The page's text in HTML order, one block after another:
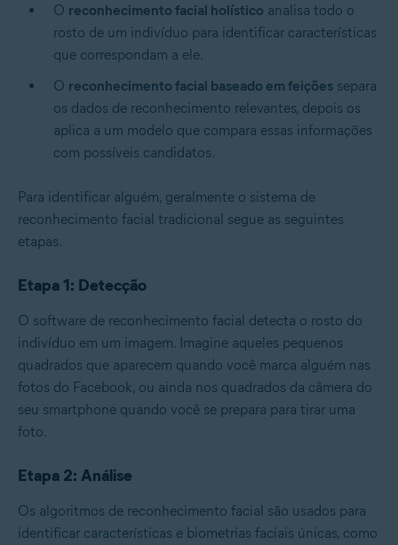
O reconhecimento facial holístico analisa todo o
rosto de um indivíduo para identificar características
que correspondam a ele.
O reconhecimento facial baseado em feições separa
os dados de reconhecimento relevantes, depois os
aplica a um modelo que compara essas informações
com possíveis candidatos.
Para identificar alguém, geralmente o sistema de
reconhecimento facial tradicional segue as seguintes
etapas.
Etapa 1: Detecção
O software de reconhecimento facial detecta o rosto do
indivíduo em um imagem. Imagine aqueles pequenos
quadrados que aparecem quando você marca alguém nas
fotos do Facebook, ou ainda nos quadrados da câmera do
seu smartphone quando você se prepara para tirar uma
foto.
Etapa 2: Análise
Os algoritmos de reconhecimento facial são usados para
identificar características e biometrias faciais únicas, como